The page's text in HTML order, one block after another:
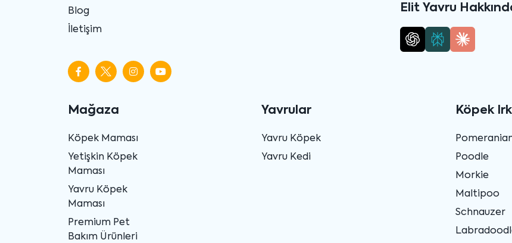
Blog
İletişim
Mağaza
Köpek Maması
Yetişkin Köpek
Maması
Yavru Köpek
Maması
Premium Pet
Bakım Ürünleri
Yavrular
Yavru Köpek
Yavru Kedi
Köpek
Poodle
Morkie
Maltipoo
Schnauzer
Elit Yavru